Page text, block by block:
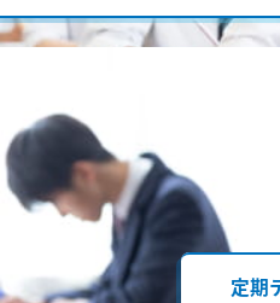
定期